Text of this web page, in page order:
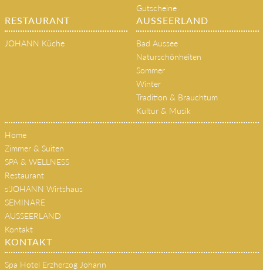
Gutscheine
RESTAURANT
JOHANN Küche
AUSSEERLAND
Bad Aussee
Naturschönheiten
Sommer
Winter
Tradition & Brauchtum
Kultur & Musik
Home
Zimmer & Suiten
SPA & WELLNESS
Restaurant
s'JOHANN Wirtshaus
SEMINARE
AUSSEERLAND
Kontakt
KONTAKT
Spa Hotel Erzherzog Johann